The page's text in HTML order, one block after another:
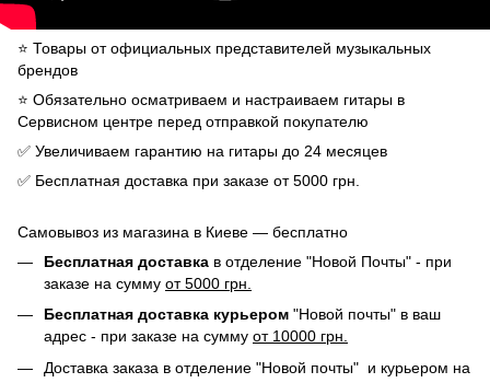
⭐️ Товары от официальных представителей музыкальных
брендов
⭐️ Обязательно осматриваем и настраиваем гитары в
Сервисном центре перед отправкой покупателю
✅ Увеличиваем гарантию на гитары до 24 месяцев
✅ Бесплатная доставка при заказе от 5000 грн.
Самовывоз из магазина в Киеве — бесплатно
Бесплатная доставка в отделение "Новой Почты" - при
заказе на сумму от 5000 грн.
Бесплатная доставка курьером "Новой почты" в ваш
адрес - при заказе на сумму от 10000 грн.
Доставка заказа в отделение "Новой почты" и курьером на